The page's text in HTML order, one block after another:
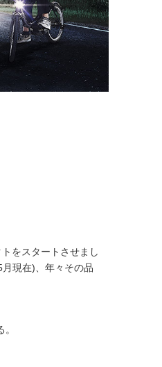
をスタートさせまし
現在)、年々その品